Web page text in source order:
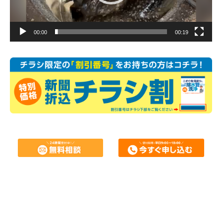
00:00 00:19